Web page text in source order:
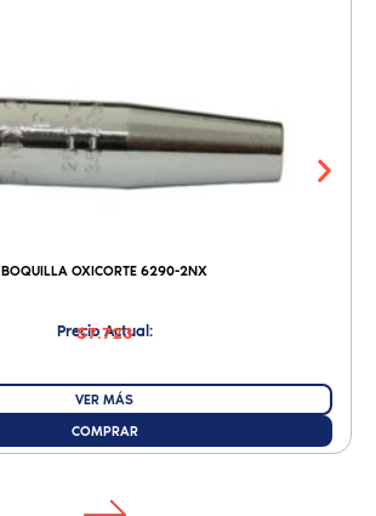
BOQUILLA OXICORTE 6290-2NX
Precio Actual:
$7.723
VER MÁS
COMPRAR